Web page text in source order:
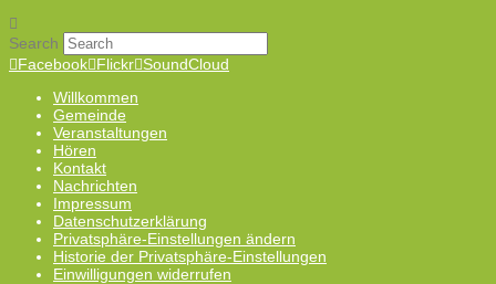
Search
Facebook Flickr SoundCloud
Willkommen
Gemeinde
Veranstaltungen
Hören
Kontakt
Nachrichten
Impressum
Datenschutzerklärung
Privatsphäre-Einstellungen ändern
Historie der Privatsphäre-Einstellungen
Einwilligungen widerrufen